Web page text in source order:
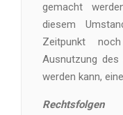
gemacht
diesem
Zeitpunkt
Ausnutzung des
werden kann,